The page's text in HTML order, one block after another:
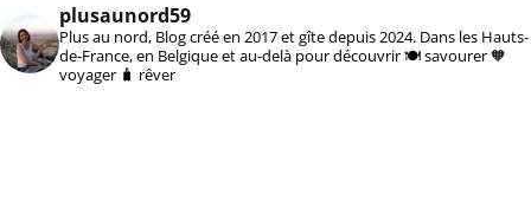
plusaunord59
Plus au nord, Blog créé en 2017 et gîte depuis 2024. Dans les Hauts-
de-France, en Belgique et au-delà pour découvrir 🍽️ savourer 🧡
voyager 🧳 rêver